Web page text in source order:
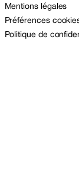
Mentions légales
Préférences
Politique de